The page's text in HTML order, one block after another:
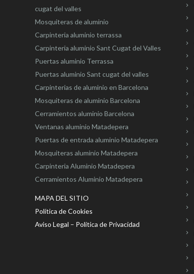
cugat del valles
Mosquiteras de aluminio
Carpinteria aluminio terrassa
Carpinteria aluminio Sant Cugat del Valles
Puertas aluminio Terrassa
Puertas aluminio Sant cugat del valles
Carpinterias de aluminio en Barcelona
Mosquiteras de aluminio Barcelona
Cerramientos aluminio Barcelona
Ventanas aluminio Matadepera
Puertas de entrada aluminio Matadepera
Mosquiteras aluminio Matadepera
Carpinteria Aluminio Matadepera
Cerramientos Aluminio Matadepera
MAPA DEL SITIO
Política de Cookies
Aviso Legal – Política de Privacidad